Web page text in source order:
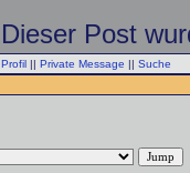
Dieser Post
Profil || Private Message || Suche